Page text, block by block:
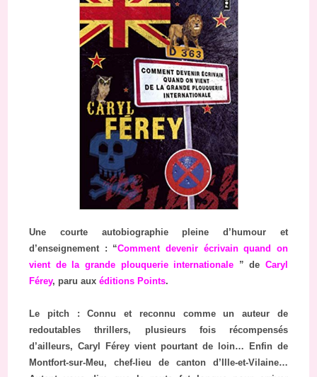
Une courte autobiographie pleine d’humour et
d’enseignement : “Comment devenir écrivain quand on
vient de la grande plouquerie internationale ” de Caryl
Férey, paru auxéditions Points.
Le pitch : Connu et reconnu comme un auteur de
redoutables thrillers, plusieurs fois récompensés
d’ailleurs, Caryl Férey vient pourtant de loin… Enfin de
Montfort-sur-Meu, chef-lieu de canton d’Ille-et-Vilaine…